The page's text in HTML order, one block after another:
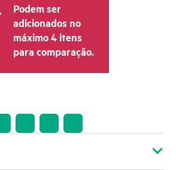
Podem ser
adicionados no
máximo 4 itens
para comparação.